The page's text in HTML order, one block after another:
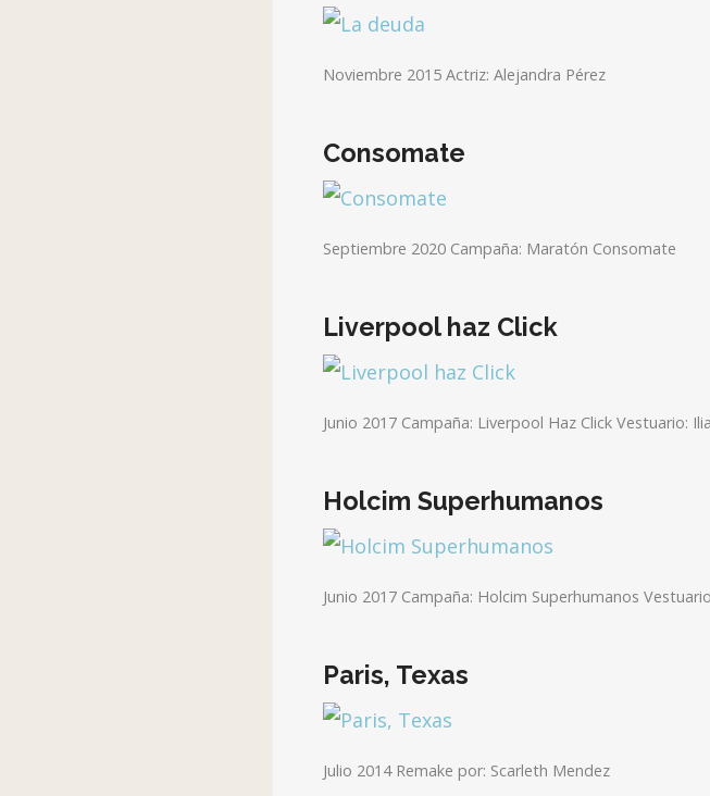
Noviembre 2015 Actriz: Alejandra Pérez
Consomate
Septiembre 2020 Campaña: Maratón Consomate
Liverpool haz Click
Junio 2017 Campaña: Liverpool Haz Click Vestuario:
Holcim Superhumanos
Junio 2017 Campaña: Holcim Superhumanos
Paris, Texas
Julio 2014 Remake por: Scarleth Mendez